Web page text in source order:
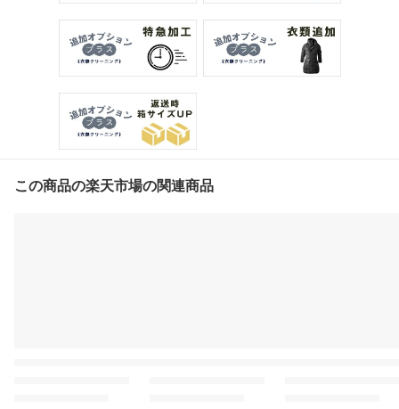
この商品の楽天市場の関連商品